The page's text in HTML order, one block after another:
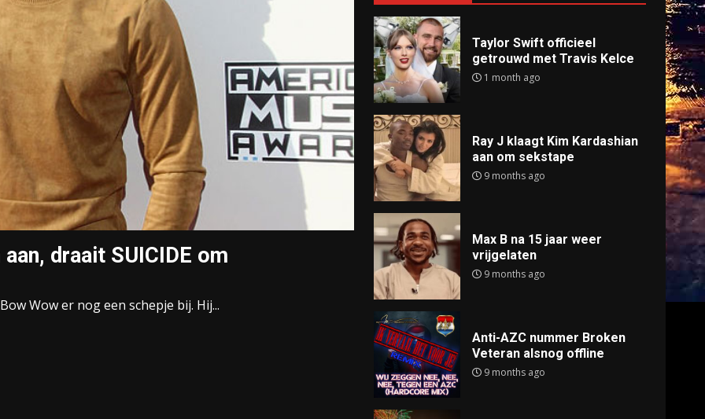
draait SUICIDE om
Wow er nog een schepje bij. Hij...
Taylor Swift officieel
getrouwd met Travis Kelce
1 month ago
Ray J klaagt Kim Kardashian
aan om sekstape
9 months ago
Max B na 15 jaar weer
vrijgelaten
9 months ago
Anti-AZC nummer Broken
Veteran alsnog offline
9 months ago